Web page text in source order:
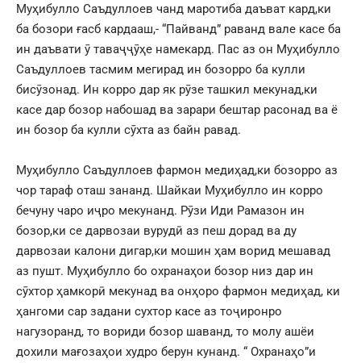
Муҳибулло Саъдуллоев чанд маротиба даъват кард,ки
ба бозори ғасб кардааш,- “Пайванд” раванд вале касе ба
ин даъвати ӯ таваҷҷӯҳе намекард. Пас аз он Муҳибулло
Саъдуллоев тасмим мегирад ин бозорро ба кулли
бисӯзонад. Ин корро дар як рӯзе ташкил мекунад,ки
касе дар бозор набошад ва зарари бештар расонад ва ё
ин бозор ба кулли сӯхта аз байн равад.
Муҳибулло Саъдуллоев фармон медиҳад,ки бозорро аз
чор тараф оташ зананд. Шайкаи Муҳибулло ин корро
бечуну чаро иҷро мекунанд. Рӯзи Иди Рамазон ин
бозор,ки се дарвозаи вурудӣ аз пеш дорад ва ду
дарвозаи калони дигар,ки мошин ҳам ворид мешавад
аз пушт. Муҳибулло бо охранаҳои бозор низ дар ин
сӯхтор ҳамкорӣ мекунад ва онҳоро фармон медиҳад, ки
ҳангоми сар задани сухтор касе аз тоҷиронро
нагузоранд, то вориди бозор шаванд, то молу ашёи
дохили мағозаҳои худро берун кунанд. “ Охранаҳо”и